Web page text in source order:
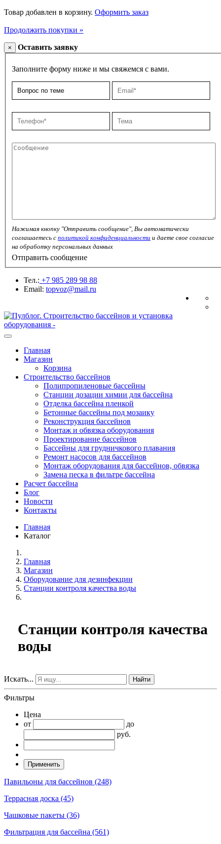
Товар добавлен в корзину. Оформить заказ
Продолжить покупки »
× Оставить заявку
Заполните форму ниже и мы свяжемся с вами.
Нажимая кнопку "Отправить сообщение", Вы автоматически
соглашаетесь с политикой конфиденциальности и даете свое согласие
на обработку персональных данных
Отправить сообщение
Тел.: +7 985 289 98 88
Email: topvoz@mail.ru
Главная
Магазин
Корзина
Строительство бассейнов
Полипропиленовые бассейны
Станции дозации химии для бассейна
Отделка бассейна пленкой
Бетонные бассейны под мозаику
Реконструкция бассейнов
Монтаж и обвязка оборудования
Проектирование баcсейнов
Бассейны для грудничкового плавания
Ремонт насосов для бассейнов
Монтаж оборудования для бассейнов, обвязка
Замена песка в фильтре бассейна
Расчет бассейна
Блог
Новости
Контакты
Главная
Каталог
Главная
Магазин
Оборудование для дезинфекции
Станции контроля качества воды
Станции контроля качества
воды
Искать...
Фильтры
Цена
от
до
руб.
Павильоны для бассейнов (248)
Террасная доска (45)
Чашковые пакеты (36)
Фильтрация для бассейна (561)